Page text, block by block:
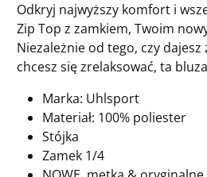
Odkryj najwyższy komfort i
Zip Top z zamkiem, Twoim
Niezależnie od tego, czy
chcesz się zrelaksować, ta
Marka: Uhlsport
Materiał: 100% poliester
Stójka
Zamek 1/4